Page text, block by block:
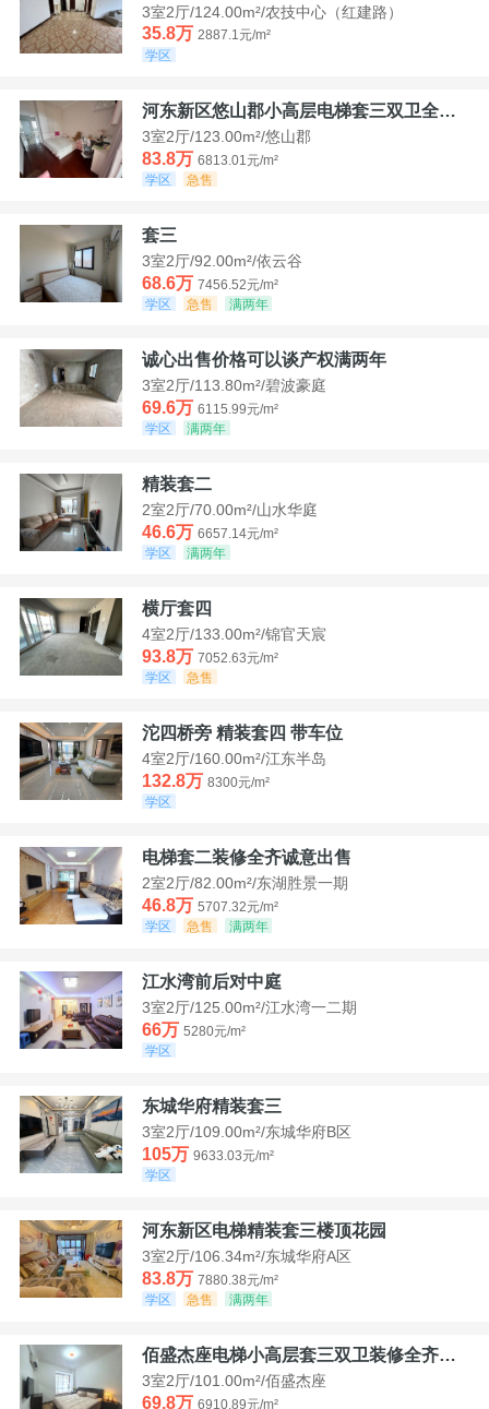
3室2厅/124.00m²/农技中心（红建路）
35.8万 2887.1元/m²
学区
河东新区悠山郡小高层电梯套三双卫全装带家具家电
3室2厅/123.00m²/悠山郡
83.8万 6813.01元/m²
学区
急售
套三
3室2厅/92.00m²/依云谷
68.6万 7456.52元/m²
学区
急售 满两年
诚心出售价格可以谈产权满两年
3室2厅/113.80m²/碧波豪庭
69.6万 6115.99元/m²
学区
满两年
精装套二
2室2厅/70.00m²/山水华庭
46.6万 6657.14元/m²
学区
满两年
横厅套四
4室2厅/133.00m²/锦官天宸
93.8万 7052.63元/m²
学区
急售
沱四桥旁 精装套四 带车位
4室2厅/160.00m²/江东半岛
132.8万 8300元/m²
学区
电梯套二装修全齐诚意出售
2室2厅/82.00m²/东湖胜景一期
46.8万 5707.32元/m²
学区
急售 满两年
江水湾前后对中庭
3室2厅/125.00m²/江水湾一二期
66万 5280元/m²
学区
东城华府精装套三
3室2厅/109.00m²/东城华府B区
105万 9633.03元/m²
学区
河东新区电梯精装套三楼顶花园
3室2厅/106.34m²/东城华府A区
83.8万 7880.38元/m²
学区
急售 满两年
佰盛杰座电梯小高层套三双卫装修全齐诚意出售
3室2厅/101.00m²/佰盛杰座
69.8万 6910.89元/m²